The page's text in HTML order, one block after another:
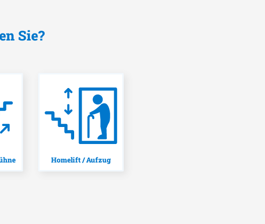
Sie?
Homelift / Aufzug